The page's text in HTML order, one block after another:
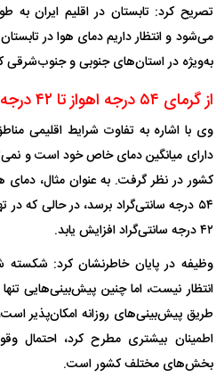
تصریح کرد: تابستان در اقلیم ایران
می‌شود و انتظار داریم دمای هوا در تابستان
به‌ویژه در استان‌های جنوبی و جنوب‌شرقی
از گرمای ۵۴ درجه اهواز تا ۴۲ درجه تهران
وی با اشاره به تفاوت شرایط اقلیمی
دارای میانگین دمای خاص خود است و
۵۴ درجه سانتی‌گراد برسد، در حالی که
۴۲ درجه سانتی‌گراد افزایش یابد.
وظیفه در پایان خاطرنشان کرد: شکسته
انتظار نیست، اما چنین پیش‌بینی‌هایی
طریق پیش‌بینی‌های روزانه امکان‌پذیر
اطمینان بیشتری مطرح کرد، احتمال
بخش‌های مختلف کشور است.